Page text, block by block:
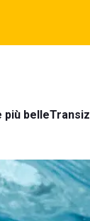
più belle